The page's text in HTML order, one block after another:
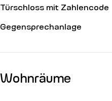
Türschloss mit Zahlencode
Gegensprechanlage
Wohnräume